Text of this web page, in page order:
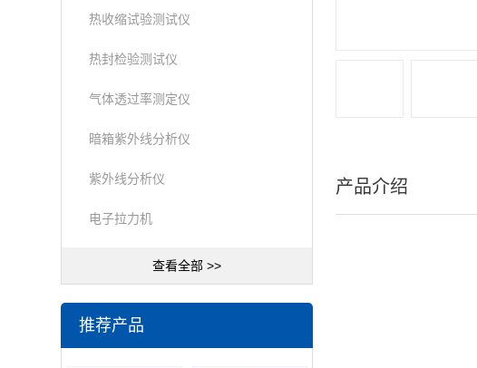
热收缩试验测试仪
热封检验测试仪
气体透过率测定仪
暗箱紫外线分析仪
紫外线分析仪
电子拉力机
查看全部 >>
推荐产品
产品介绍